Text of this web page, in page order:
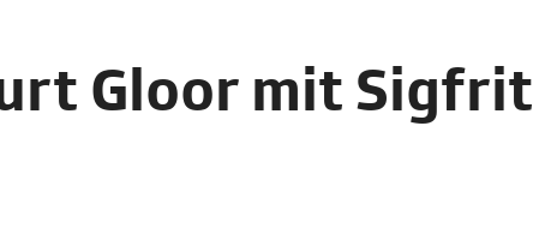
Gloor mit Sigfrit